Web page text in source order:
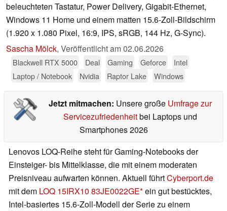
beleuchteten Tastatur, Power Delivery, Gigabit-Ethernet,
Windows 11 Home und einem matten 15.6-Zoll-Bildschirm
(1.920 x 1.080 Pixel, 16:9, IPS, sRGB, 144 Hz, G-Sync).
Sascha Mölck, Veröffentlicht am02.06.2026
Blackwell RTX 5000 Deal Gaming Geforce
Intel
Laptop / Notebook
Nvidia Raptor Lake Windows
Jetzt mitmachen: Unsere große Umfrage zur
Servicezufriedenheitbei Laptops und
Smartphones 2026
Lenovos LOQ-Reihe steht für Gaming-Notebooks der
Einsteiger- bis Mittelklasse, die mit einem moderaten
Preisniveau aufwarten können. Aktuell führtCyberport.de
mit dem LOQ 15IRX10 83JE0022GE ein gut bestücktes,
Intel-basiertes 15.6-Zoll-Modell der Serie zu einem